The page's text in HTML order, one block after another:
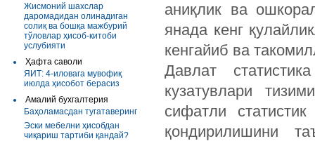
Жисмоний шахслар
даромадидан олинадиган
солиқ ва бошқа мажбурий
тўловлар ҳисоб-китоби
услубияти
Ҳафта саволи
ЯИТ: 4-иловага мувофиқ
июлда ҳисобот берасиз
Амалий бухгалтерия
Баҳоламасдан тугатаверинг
Эски мебелни ҳисобдан
чиқариш тартиби қандай?
аниқлик ва
янада кенг
кенгайиб ва
Давлат
кузатувлари
сифатли
қондирилишини